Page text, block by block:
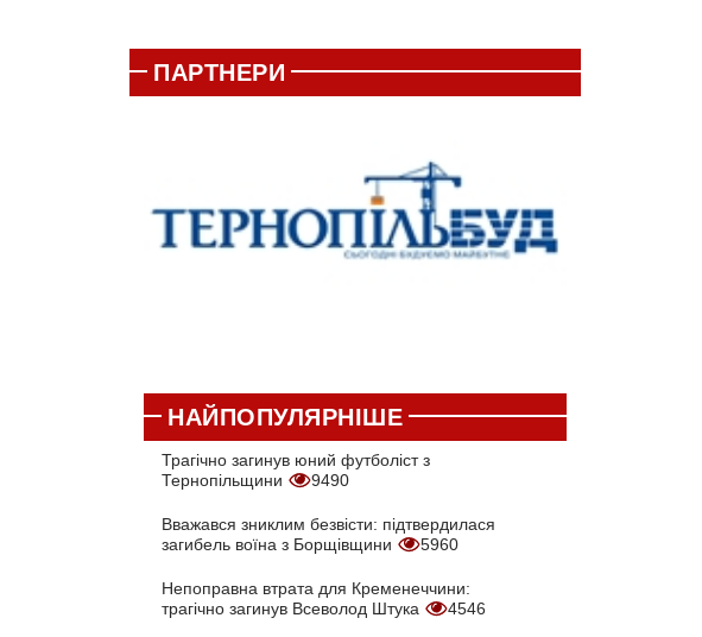
ПАРТНЕРИ
НАЙПОПУЛЯРНІШЕ
Трагічно загинув юний футболіст з
Тернопільщини
9490
Вважався зниклим безвісти: підтвердилася
загибель воїна з Борщівщини
5960
Непоправна втрата для Кременеччини:
трагічно загинув Всеволод Штука
4546